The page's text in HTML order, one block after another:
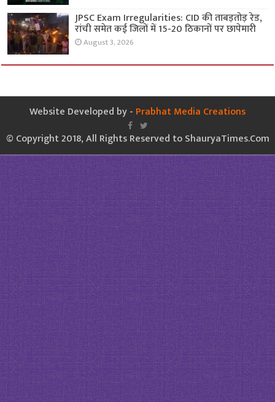
JPSC Exam Irregularities: CID की ताबड़तोड़ रेड,
रांची समेत कई जिलों में 15-20 ठिकानों पर छापेमारी
August 3, 2026
Website Developed by - Prabhat Media Creations
© Copyright 2018, All Rights Reserved to ShauryaTimes.Com